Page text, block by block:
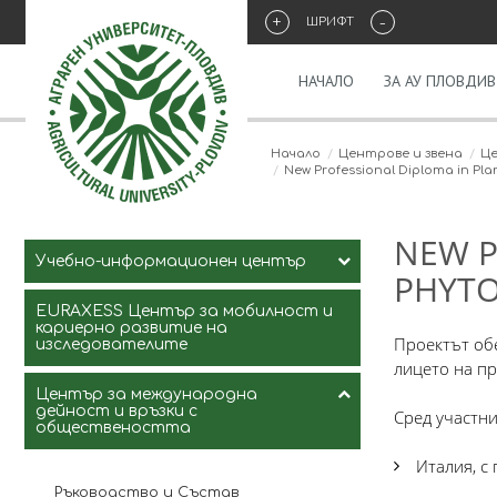
+ ШРИФТ -
НАЧАЛО ЗА АУ ПЛОВДИВ
Начало Центрове и звена
New Professional Diploma in
Учебно-информационен център
Ръководство и Състав
Планиране и отчитане на
заетостта на
преподавателите
EURAXESS Център за мобилност и
кариерно развитие на
изследователите
Център за международна
дейност и връзки с
обществеността
Ръководство и Състав
NEW
Проектът
лицето на
Сред
Италия, с